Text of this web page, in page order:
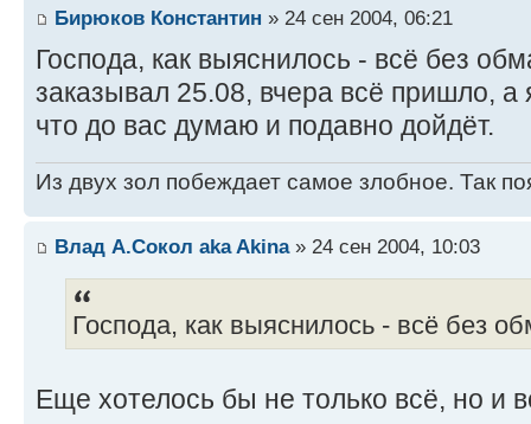
Бирюков Константин » 24 сен 2004, 06:21
Господа, как выяснилось - всё без
заказывал 25.08, вчера всё пришло, а
что до вас думаю и подавно дойдёт.
Из двух зол побеждает самое злобное. Так
Влад А.Сокол aka Akina» 24 сен 2004, 10:03
Господа, как выяснилось - всё без
Еще хотелось бы не только всё, но и